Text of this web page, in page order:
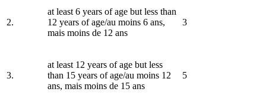
2.
at least 6 years of age but less than
12 years of age/au moins 6 ans,
mais moins de 12 ans
3
3.
at least 12 years of age but less
than 15 years of age/au moins 12
ans, mais moins de 15 ans
5